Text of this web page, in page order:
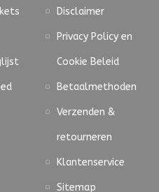
Disclaimer
Privacy Policy en
Cookie Beleid
Betaalmethoden
Verzenden &
retourneren
Klantenservice
Sitemap